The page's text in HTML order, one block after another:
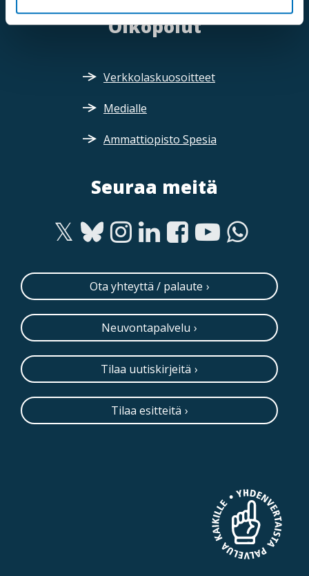
Oikopolut
Verkkolaskuosoitteet
Medialle
Ammattiopisto Spesia
Seuraa meitä
Ota yhteyttä / palaute
Neuvontapalvelu
Tilaa uutiskirjeitä
Tilaa esitteitä